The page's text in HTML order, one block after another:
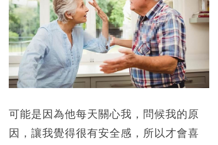
可能是因為他每天關心我，問候我的原
因，讓我覺得很有安全感，所以才會喜